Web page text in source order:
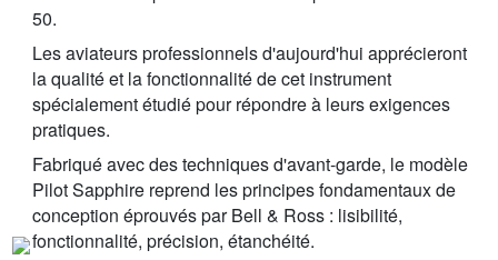
50.
Les aviateurs professionnels d'aujourd'hui apprécieront
la qualité et la fonctionnalité de cet instrument
spécialement étudié pour répondre à leurs exigences
pratiques.
Fabriqué avec des techniques d'avant-garde, le modèle
Pilot Sapphire reprend les principes fondamentaux de
conception éprouvés par Bell & Ross : lisibilité,
fonctionnalité, précision, étanchéité.